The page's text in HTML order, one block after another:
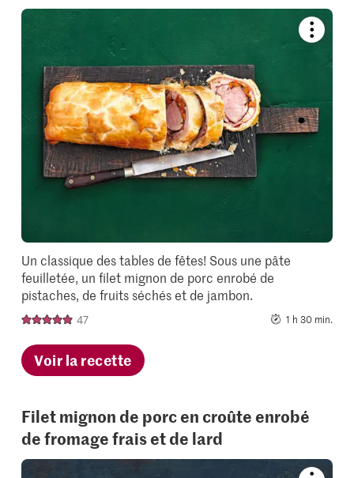
your
Un classique des tables de fêtes! Sous une pâte
feuilletée, un filet mignon de porc enrobé de
pistaches, de fruits séchés et de jambon.
47 1 h 30 min.
Voir la recette
Filet mignon de porc en croûte enrobé
de fromage frais et de lard